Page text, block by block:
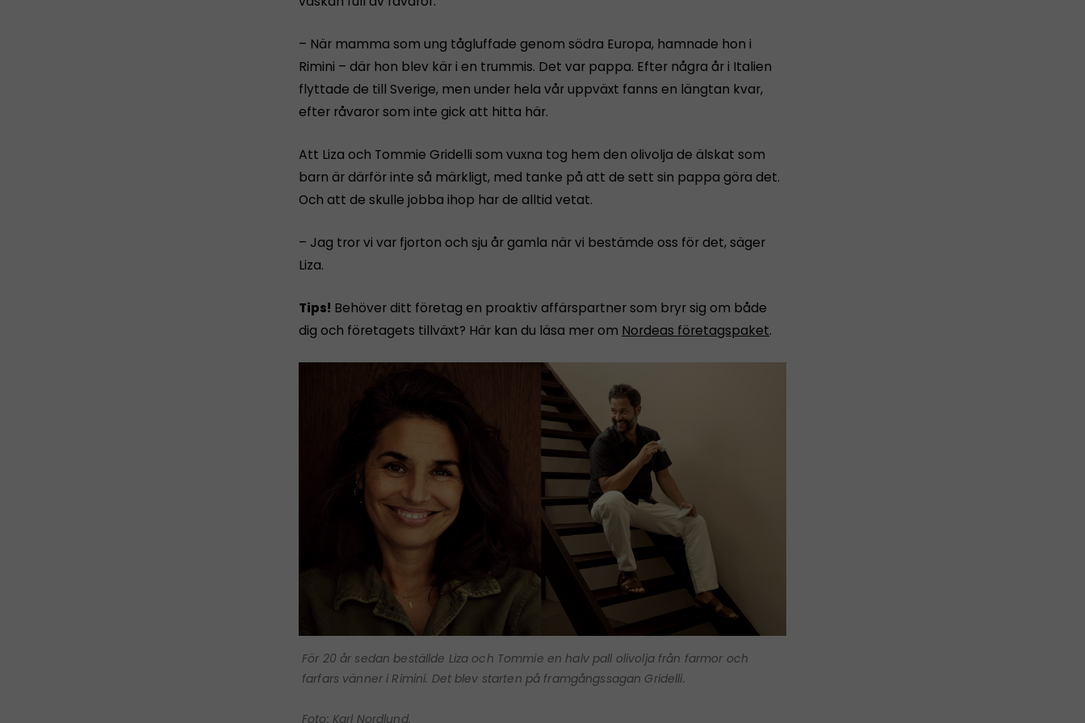
– När mamma som ung tågluffade genom södra Europa, hamnade hon i
Rimini – där hon blev kär i en trummis. Det var pappa. Efter några år i Italien
flyttade de till Sverige, men under hela vår uppväxt fanns en längtan kvar,
efter råvaror som inte gick att hitta här.
Att Liza och Tommie Gridelli som vuxna tog hem den olivolja de älskat som
barn är därför inte så märkligt, med tanke på att de sett sin pappa göra det.
Och att de skulle jobba ihop har de alltid vetat.
– Jag tror vi var fjorton och sju år gamla när vi bestämde oss för det, säger
Liza.
Tips! Behöver ditt företag en proaktiv affärspartner som bryr sig om både
dig och företagets tillväxt? Här kan du läsa mer om Nordeas företagspaket.
För 20 år sedan beställde Liza och Tommie en halv pall olivolja från farmor och
farfars vänner i Rimini. Det blev starten på framgångssagan Gridelli.
Foto: Karl Nordlund.